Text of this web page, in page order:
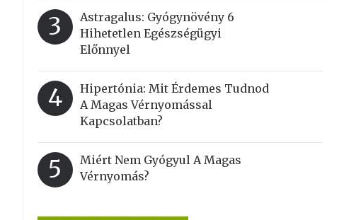
3
Astragalus: Gyógynövény 6
Hihetetlen Egészségügyi
Előnnyel
4
Hipertónia: Mit Érdemes Tudnod
A Magas Vérnyomással
Kapcsolatban?
5
Miért Nem Gyógyul A Magas
Vérnyomás?